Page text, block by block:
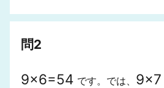
問2
9×6=54 です。では、 9×7